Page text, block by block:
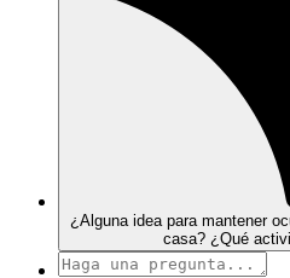
¿Alguna idea para mantener
casa? ¿Qué